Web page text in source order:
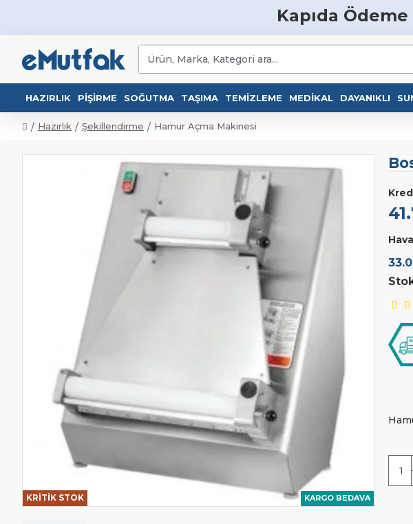
Kapıda
HAZIRLIK PIŞIRME SOĞUTMA TAŞIMA TEMIZLEME MEDIKAL DAYANIKLI
Hazırlık Şekillendirme Hamur Açma Makinesi
KARGO BEDAVA
KRİTİK STOK